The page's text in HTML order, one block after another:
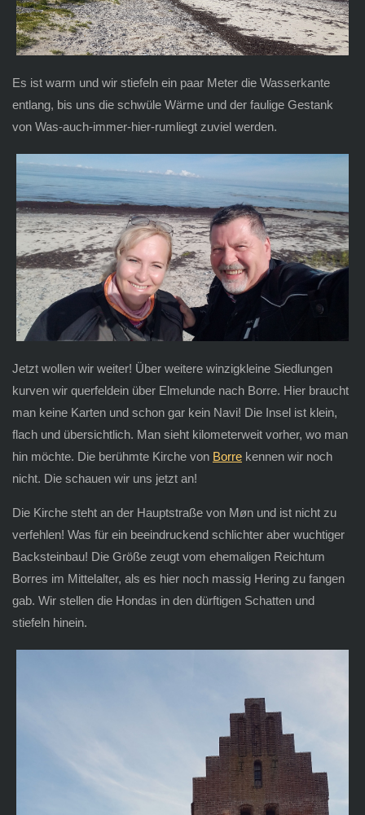
Es ist warm und wir stiefeln ein paar Meter die Wasserkante
entlang, bis uns die schwüle Wärme und der faulige Gestank
von Was-auch-immer-hier-rumliegt zuviel werden.
Jetzt wollen wir weiter! Über weitere winzigkleine Siedlungen
kurven wir querfeldein über Elmelunde nach Borre. Hier braucht
man keine Karten und schon gar kein Navi! Die Insel ist klein,
flach und übersichtlich. Man sieht kilometerweit vorher, wo man
hin möchte. Die berühmte Kirche von Borrekennen wir noch
nicht. Die schauen wir uns jetzt an!
Die Kirche steht an der Hauptstraße von Møn und ist nicht zu
verfehlen! Was für ein beeindruckend schlichter aber wuchtiger
Backsteinbau! Die Größe zeugt vom ehemaligen Reichtum
Borres im Mittelalter, als es hier noch massig Hering zu fangen
gab. Wir stellen die Hondas in den dürftigen Schatten und
stiefeln hinein.